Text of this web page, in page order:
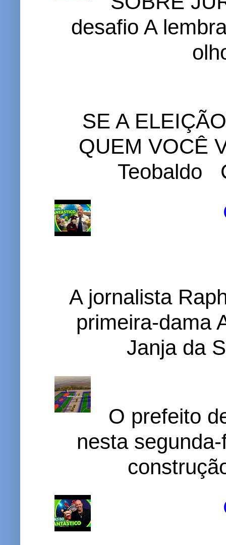
desafio A
SE A
QUEM VOCÊ
Teobaldo
A jornalista
primeira-dama
Janja da
O prefeito
nesta